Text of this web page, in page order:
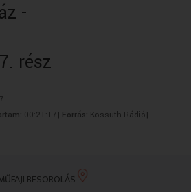
-
rész
00:21:17| Forrás: Kossuth Rádió|
BESOROLÁS